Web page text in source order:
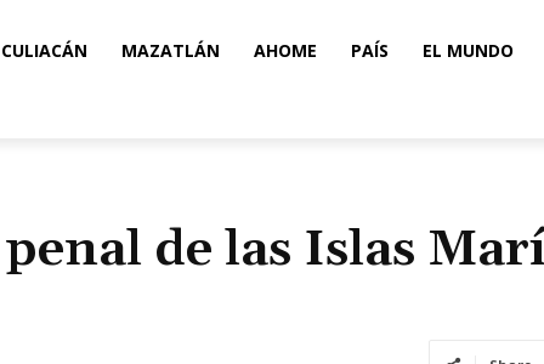
CULIACÁN MAZATLÁN AHOME PAÍS EL MUNDO
de las Islas